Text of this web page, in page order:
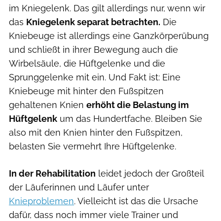
im Kniegelenk. Das gilt allerdings nur, wenn wir
das Kniegelenk separat betrachten. Die
Kniebeuge ist allerdings eine Ganzkörperübung
und schließt in ihrer Bewegung auch die
Wirbelsäule, die Hüftgelenke und die
Sprunggelenke mit ein. Und Fakt ist: Eine
Kniebeuge mit hinter den Fußspitzen
gehaltenen Knien erhöht die Belastung im
Hüftgelenk um das Hundertfache. Bleiben Sie
also mit den Knien hinter den Fußspitzen,
belasten Sie vermehrt Ihre Hüftgelenke.
In der Rehabilitation leidet jedoch der Großteil
der Läuferinnen und Läufer unter
Knieproblemen. Vielleicht ist das die Ursache
dafür, dass noch immer viele Trainer und